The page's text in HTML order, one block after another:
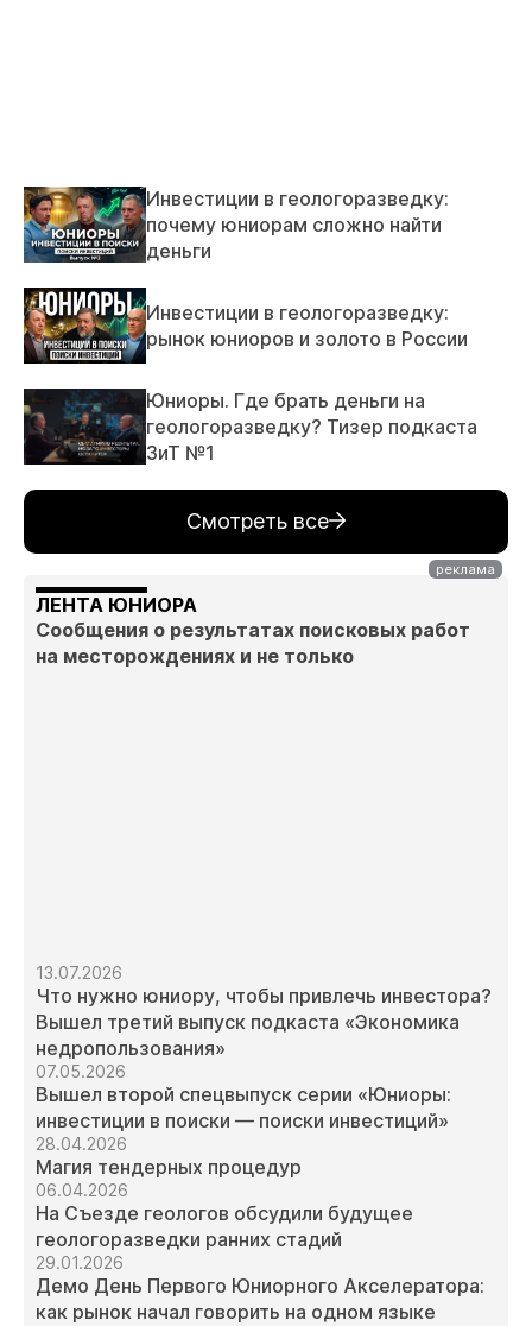
Инвестиции в геологоразведку:
почему юниорам сложно найти
деньги
Инвестиции в геологоразведку:
рынок юниоров и золото в России
Юниоры. Где брать деньги на
геологоразведку? Тизер подкаста
ЗиТ №1
Смотреть все
ЛЕНТА ЮНИОРА
Сообщения о результатах поисковых работ
на месторождениях и не только
13.07.2026
Что нужно юниору, чтобы привлечь инвестора?
Вышел третий выпуск подкаста «Экономика
недропользования»
07.05.2026
Вышел второй спецвыпуск серии «Юниоры:
инвестиции в поиски — поиски инвестиций»
28.04.2026
Магия тендерных процедур
06.04.2026
На Съезде геологов обсудили будущее
геологоразведки ранних стадий
29.01.2026
Демо День Первого Юниорного Акселератора:
как рынок начал говорить на одном языке